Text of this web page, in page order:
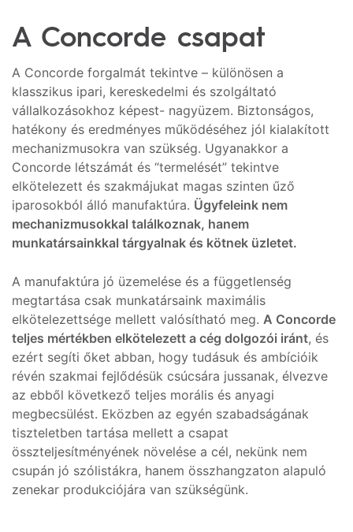
A Concorde csapat
A Concorde forgalmát tekintve – különösen a
klasszikus ipari, kereskedelmi és szolgáltató
vállalkozásokhoz képest- nagyüzem. Biztonságos,
hatékony és eredményes működéséhez jól kialakított
mechanizmusokra van szükség. Ugyanakkor a
Concorde létszámát és “termelését” tekintve
elkötelezett és szakmájukat magas szinten űző
iparosokból álló manufaktúra. Ügyfeleink nem
mechanizmusokkal találkoznak, hanem
munkatársainkkal tárgyalnak és kötnek üzletet.
A manufaktúra jó üzemelése és a függetlenség
megtartása csak munkatársaink maximális
elkötelezettsége mellett valósítható meg. A Concorde
teljes mértékben elkötelezett a cég dolgozói iránt, és
ezért segíti őket abban, hogy tudásuk és ambícióik
révén szakmai fejlődésük csúcsára jussanak, élvezve
az ebből következő teljes morális és anyagi
megbecsülést. Eközben az egyén szabadságának
tiszteletben tartása mellett a csapat
összteljesítményének növelése a cél, nekünk nem
csupán jó szólistákra, hanem összhangzaton alapuló
zenekar produkciójára van szükségünk.